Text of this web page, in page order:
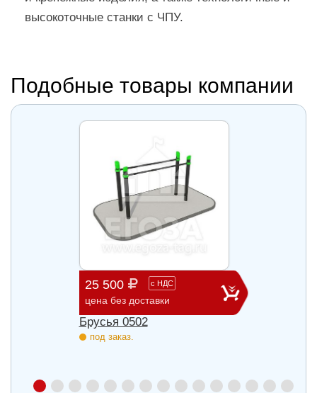
высокоточные станки с ЧПУ.
Подобные товары компании
25 500 с НДС
цена без доставки
Брусья 0502
под заказ.